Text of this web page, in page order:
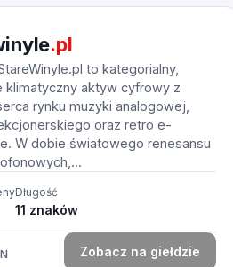
.pl
to kategorialny,
klimatyczny aktyw cyfrowy z
rynku muzyki analogowej,
oraz retro e-
W dobie światowego renesansu
Długość
11 znaków
Zobacz na giełdzie